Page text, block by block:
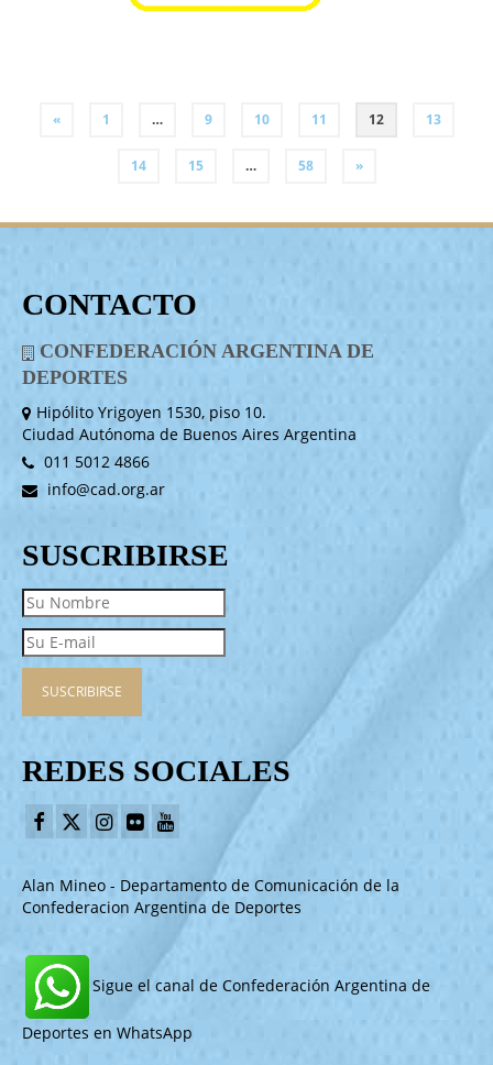
PAGINACIÓN
« 1 … 9 10 11 12 13
14 15 … 58 »
CONTACTO
CONFEDERACIÓN ARGENTINA DE
DEPORTES
Hipólito Yrigoyen 1530, piso 10.
Ciudad Autónoma de Buenos Aires Argentina
011 5012 4866
info@cad.org.ar
SUSCRIBIRSE
REDES SOCIALES
Alan Mineo - Departamento de Comunicación de la
Confederacion Argentina de Deportes
Sigue el canal de Confederación Argentina de
Deportes en WhatsApp